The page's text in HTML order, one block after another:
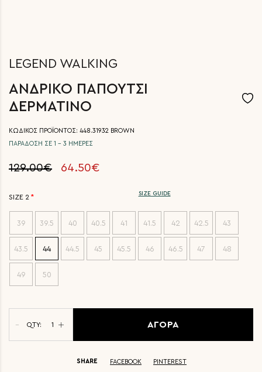
LEGEND WALKING
ΑΝΔΡΙΚΟ ΠΑΠΟΥΤΣΙ
ΔΕΡΜΑΤΙΝΟ
ΚΩΔΙΚΟΣ ΠΡΟΪΟΝΤΟΣ: 448.31932 BROWN
ΠΑΡΑΔΟΣΗ ΣΕ 1 - 3 ΗΜΕΡΕΣ
129.00€ 64.50€
SIZE 2
39 39.5 40 40.5 41 41.5 42 42.5 43
43.5 44 44.5 45 45.5 46 46.5 47 48
49 50
SIZE GUIDE
QTY: ΑΓΟΡΑ
SHARE FACEBOOK PINTEREST